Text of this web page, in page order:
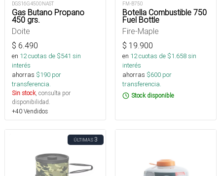
DGS16G4500NAST
Gas Butano Propano
450 grs.
Doite
$ 6.490
en 12cuotas de $541 sin
interés
ahorras $190 por
transferencia.
Sin stock, consulta por
disponibilidad.
+40 Vendidos
FM-B750
Botella Combustible 750
Fuel Bottle
Fire-Maple
$ 19.900
en 12cuotas de $1.658sin
interés
ahorras $600 por
transferencia.
Stock disponible
ÚLTIMAS3